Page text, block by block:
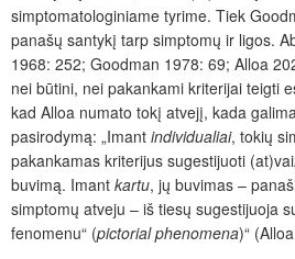
simptomatologiniame tyrime. Tiek
panašų santykį tarp simptomų ir ligos.
1968: 252; Goodman 1978: 69; Alloa
nei būtini, nei pakankami kriterijai teigti
kad Alloa numato tokį atvejį, kada
pasirodymą: „Imant individualiai, tokių
pakankamas kriterijus sugestijuoti
buvimą. Imant kartu, jų buvimas –
simptomų atveju – iš tiesų sugestijuoja
fenomenu“ (pictorial phenomena)“